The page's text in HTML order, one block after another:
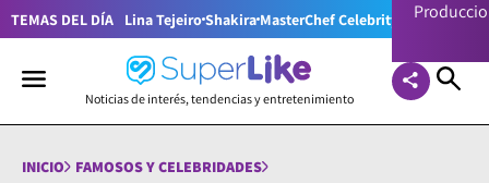
TEMAS DEL DÍA Lina TejeiroShakira MasterChef Celebrity Colombia
Noticias de interés, tendencias y entretenimiento
INICIO FAMOSOS Y CELEBRIDADES